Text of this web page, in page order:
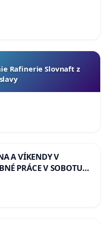
Rafinerie Slovnaft z
A VÍKENDY V
PRÁCE V SOBOTU
CEZ PRACOVNÝ
A PRAVIDELNÁ
NA